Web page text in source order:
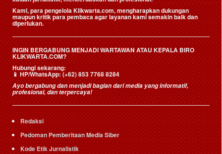
Kami, para pengelola Klikwarta.com, mengharapkan dukungan
maupun kritik para pembaca agar layanan kami semakin baik dan
diperlukan.
INGIN BERGABUNG MENJADI WARTAWAN ATAU KEPALA BIRO
KLIKWARTA.COM?
Hubungi sekarang:
📱HP/WhatsApp:(+62) 853 7768 8284
Ayo bergabung dan menjadi bagian dari media yang informatif,
profesional, dan terpercaya!
Redaksi
Pedoman Pemberitaan Media Siber
Kode Etik Jurnalistik